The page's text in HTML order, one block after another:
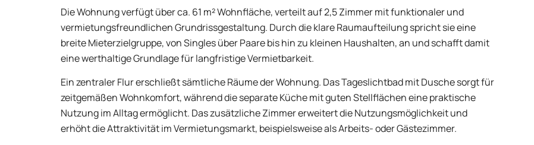
Die Wohnung verfügt über ca. 61 m² Wohnfläche, verteilt auf 2,5 Zimmer mit funktionaler und
vermietungsfreundlichen Grundrissgestaltung. Durch die klare Raumaufteilung spricht sie eine
breite Mieterzielgruppe, von Singles über Paare bis hin zu kleinen Haushalten, an und schafft damit
eine werthaltige Grundlage für langfristige Vermietbarkeit.
Ein zentraler Flur erschließt sämtliche Räume der Wohnung. Das Tageslichtbad mit Dusche sorgt für
zeitgemäßen Wohnkomfort, während die separate Küche mit guten Stellflächen eine praktische
Nutzung im Alltag ermöglicht. Das zusätzliche Zimmer erweitert die Nutzungsmöglichkeit und
erhöht die Attraktivität im Vermietungsmarkt, beispielsweise als Arbeits- oder Gästezimmer.